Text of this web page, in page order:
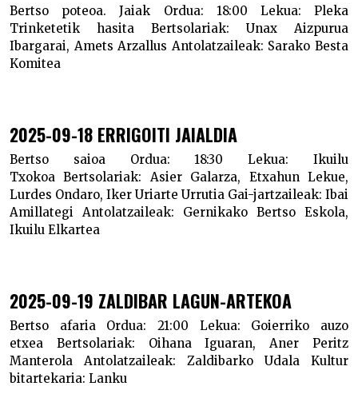
Bertso poteoa. Jaiak Ordua: 18:00 Lekua: Pleka
Trinketetik hasita Bertsolariak: Unax Aizpurua
Ibargarai, Amets Arzallus Antolatzaileak: Sarako Besta
Komitea
2025-09-18 ERRIGOITI JAIALDIA
Bertso saioa Ordua: 18:30Lekua: Ikuilu
TxokoaBertsolariak: Asier Galarza, Etxahun Lekue,
Lurdes Ondaro, Iker Uriarte Urrutia Gai-jartzaileak: Ibai
Amillategi Antolatzaileak: Gernikako Bertso Eskola,
Ikuilu Elkartea
2025-09-19 ZALDIBAR LAGUN-ARTEKOA
Bertso afaria Ordua: 21:00 Lekua: Goierriko auzo
etxea Bertsolariak: Oihana Iguaran, Aner Peritz
Manterola Antolatzaileak: Zaldibarko Udala Kultur
bitartekaria: Lanku